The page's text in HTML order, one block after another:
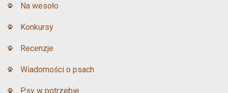
Na wesoło
Konkursy
Recenzje
Wiadomości o psach
Psy w potrzebie